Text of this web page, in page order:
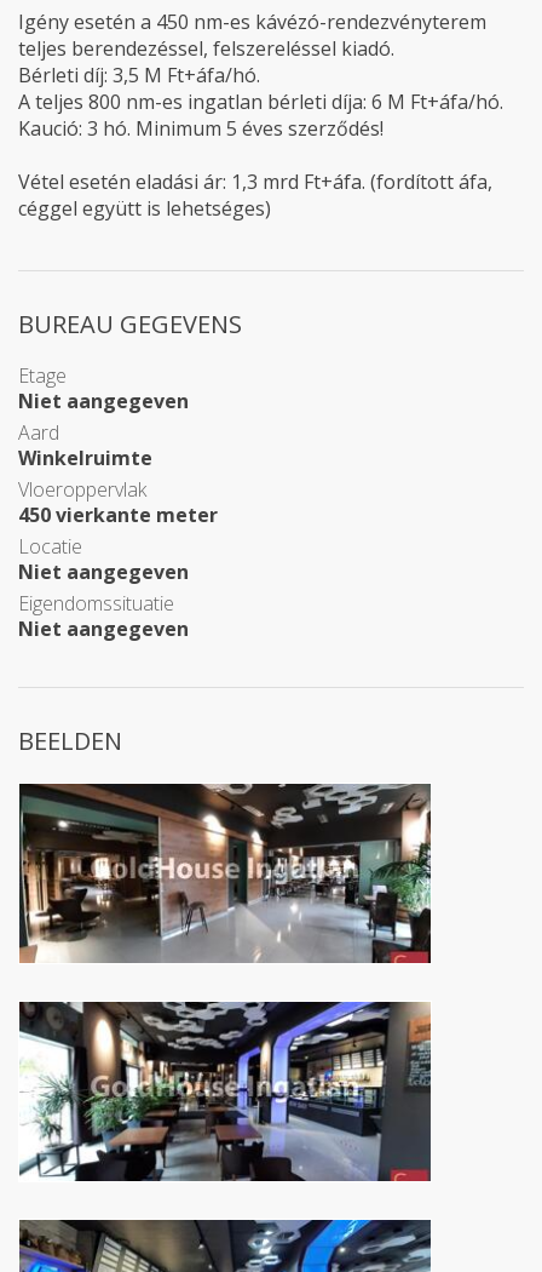
Igény esetén a 450 nm-es kávézó-rendezvényterem
teljes berendezéssel, felszereléssel kiadó.
Bérleti díj: 3,5 M Ft+áfa/hó.
A teljes 800 nm-es ingatlan bérleti díja: 6 M Ft+áfa/hó.
Kaució: 3 hó. Minimum 5 éves szerződés!
Vétel esetén eladási ár: 1,3 mrd Ft+áfa. (fordított áfa,
céggel együtt is lehetséges)
BUREAU GEGEVENS
Etage
Niet aangegeven
Aard
Winkelruimte
Vloeroppervlak
450 vierkante meter
Locatie
Niet aangegeven
Eigendomssituatie
Niet aangegeven
BEELDEN